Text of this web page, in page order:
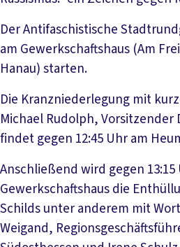
Der Antifaschistische
am Gewerkschaftshaus (Am
Hanau) starten.
Die Kranzniederlegung mit
Michael Rudolph, Vorsitzender
findet gegen 12:45 Uhr am
Anschließend wird gegen 13:15
Gewerkschaftshaus die
Schilds unter anderem mit
Weigand,